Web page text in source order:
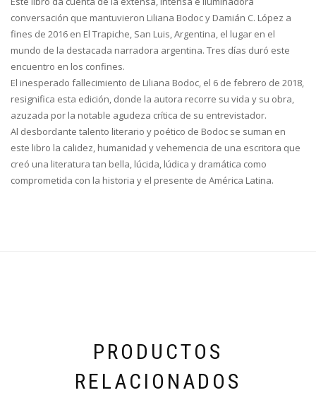
conversación que mantuvieron Liliana Bodoc y Damián C. López a
fines de 2016 en El Trapiche, San Luis, Argentina, el lugar en el
mundo de la destacada narradora argentina. Tres días duró este
encuentro en los confines.
El inesperado fallecimiento de Liliana Bodoc, el 6 de febrero de 2018,
resignifica esta edición, donde la autora recorre su vida y su obra,
azuzada por la notable agudeza crítica de su entrevistador.
Al desbordante talento literario y poético de Bodoc se suman en
este libro la calidez, humanidad y vehemencia de una escritora que
creó una literatura tan bella, lúcida, lúdica y dramática como
comprometida con la historia y el presente de América Latina.
PRODUCTOS
RELACIONADOS